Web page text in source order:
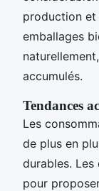
production et
emballages
accumulés.
Tendances
Les
de plus en
durables.
pour